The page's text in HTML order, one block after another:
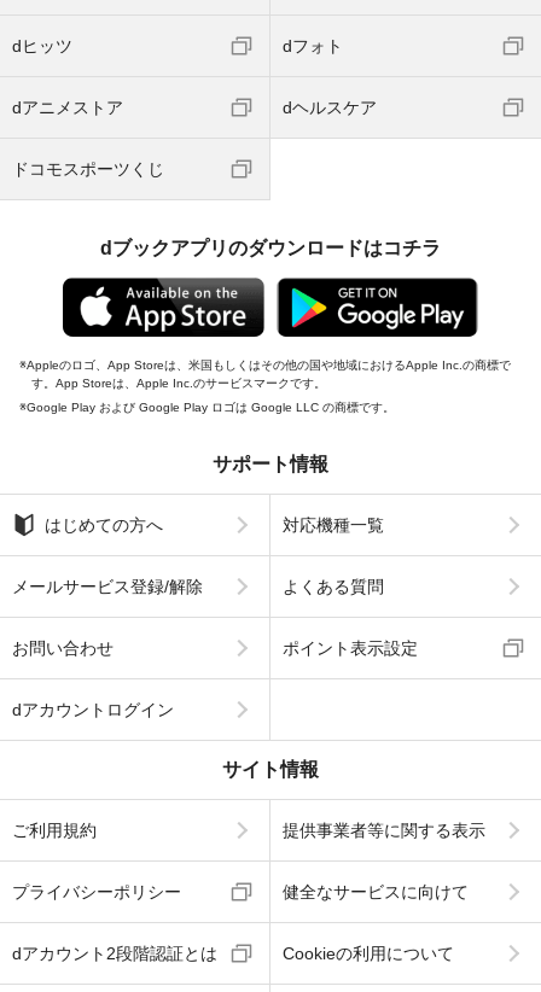
dヒッツ dフォト
dアニメストア dヘルスケア
ドコモスポーツくじ
dブックアプリのダウンロードはコチラ
Appleのロゴ、App Storeは、米国もしくはその他の国や地域におけるApple Inc.の商標で
す。App Storeは、Apple Inc.のサービスマークです。
Google Play および Google Play ロゴは Google LLC の商標です。
サポート情報
はじめての方へ 対応機種一覧
メールサービス登録/解除 よくある質問
お問い合わせ ポイント表示設定
dアカウントログイン
サイト情報
ご利用規約 提供事業者等に関する表示
プライバシーポリシー 健全なサービスに向けて
dアカウント2段階認証とは Cookieの利用について